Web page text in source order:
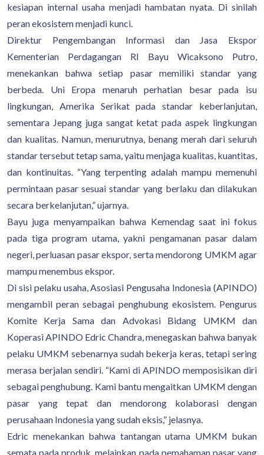
kesiapan internal usaha menjadi hambatan nyata. Di sinilah
peran ekosistem menjadi kunci.
Direktur Pengembangan Informasi dan Jasa Ekspor
Kementerian Perdagangan RI Bayu Wicaksono Putro,
menekankan bahwa setiap pasar memiliki standar yang
berbeda. Uni Eropa menaruh perhatian besar pada isu
lingkungan, Amerika Serikat pada standar keberlanjutan,
sementara Jepang juga sangat ketat pada aspek lingkungan
dan kualitas. Namun, menurutnya, benang merah dari seluruh
standar tersebut tetap sama, yaitu menjaga kualitas, kuantitas,
dan kontinuitas. “Yang terpenting adalah mampu memenuhi
permintaan pasar sesuai standar yang berlaku dan dilakukan
secara berkelanjutan,” ujarnya.
Bayu juga menyampaikan bahwa Kemendag saat ini fokus
pada tiga program utama, yakni pengamanan pasar dalam
negeri, perluasan pasar ekspor, serta mendorong UMKM agar
mampu menembus ekspor.
Di sisi pelaku usaha, Asosiasi Pengusaha Indonesia (APINDO)
mengambil peran sebagai penghubung ekosistem. Pengurus
Komite Kerja Sama dan Advokasi Bidang UMKM dan
Koperasi APINDO Edric Chandra, menegaskan bahwa banyak
pelaku UMKM sebenarnya sudah bekerja keras, tetapi sering
merasa berjalan sendiri. “Kami di APINDO memposisikan diri
sebagai penghubung. Kami bantu mengaitkan UMKM dengan
pasar yang tepat dan mendorong kolaborasi dengan
perusahaan Indonesia yang sudah eksis,” jelasnya.
Edric menekankan bahwa tantangan utama UMKM bukan
semata pada produk, melainkan pada pemahaman pasar yang